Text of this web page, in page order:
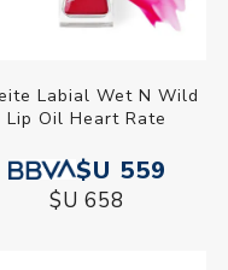
Labial Wet N Wild
Lip Oil Heart Rate
$U 559
$U 658